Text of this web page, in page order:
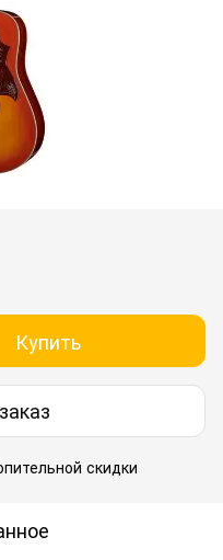
Купить
скидки